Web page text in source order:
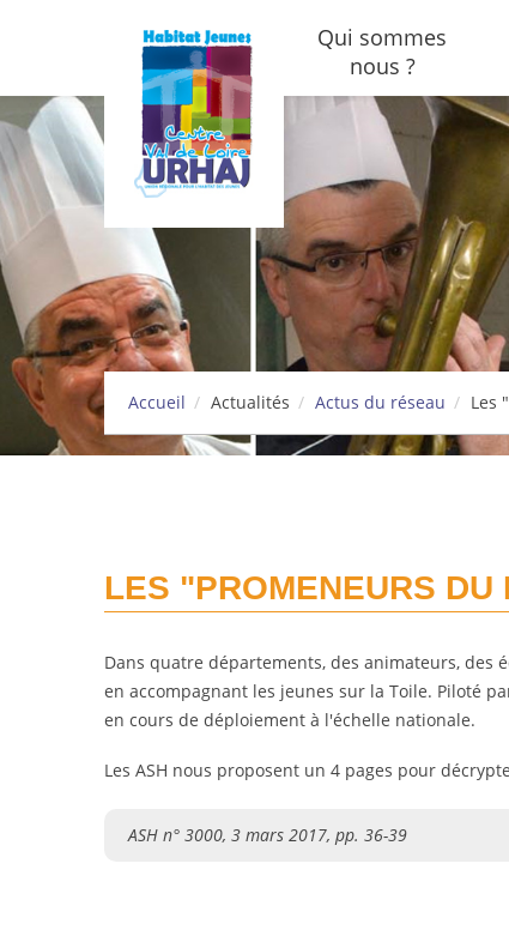
Qui sommes
nous ?
Accueil Actualités Actus du réseau Les
LES "PROMENEURS DU
Dans quatre départements, des animateurs, des
en accompagnant les jeunes sur la Toile. Piloté
en cours de déploiement à l'échelle nationale.
Les ASH nous proposent un 4 pages pour
ASH n° 3000, 3 mars 2017, pp. 36-39